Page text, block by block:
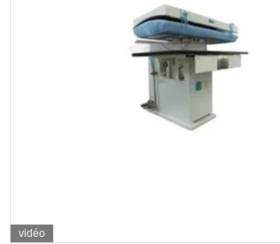
vidéo